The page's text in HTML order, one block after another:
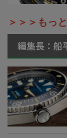
＞＞＞もっ
編集長：船